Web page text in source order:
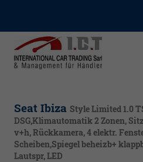
Seat Ibiza Style Limited 1.0
DSG,Klimautomatik 2 Zonen,
v+h, Rückkamera, 4 elektr.
Scheiben,Spiegel beheizb+
Lautspr, LED